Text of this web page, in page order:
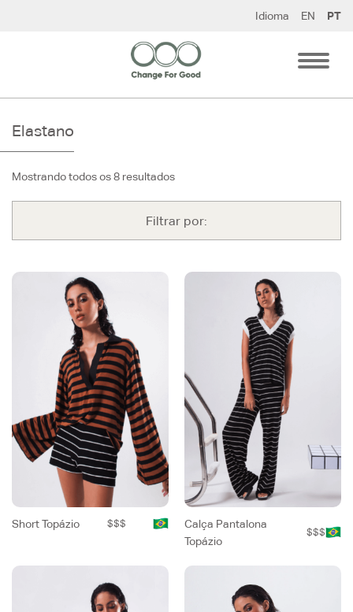
Idioma EN PT
Elastano
Mostrando todos os 8 resultados
Filtrar por:
Short Topázio $$$
Calça Pantalona
Topázio
$$$